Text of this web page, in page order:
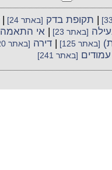
תקופת בדק [באתר 24]
[באתר 23] |אי התאמה
[באתר 125] |דירה [באתר 520]
עמודים [באתר 241]